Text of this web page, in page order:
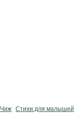
Чиж Стихи для малышей